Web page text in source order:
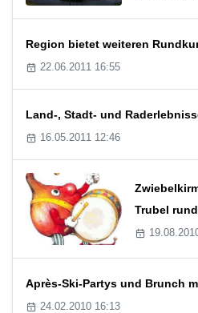
Region bietet weiteren
22.06.2011 16:55
Land-, Stadt- und
16.05.2011 12:46
Trubel
Après-Ski-Partys und Brunch
24.02.2010 16:13